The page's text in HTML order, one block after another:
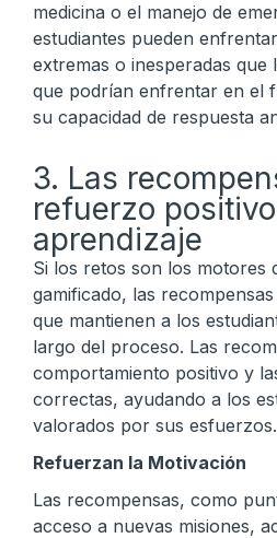
medicina o el manejo de
estudiantes pueden
extremas o inesperadas
que podrían enfrentar en el
su capacidad de respuesta
3. Las
refuerzo
aprendizaje
Si los retos son los motores
gamificado, las
que mantienen a los
largo del proceso. Las
comportamiento positivo y
correctas, ayudando a los
valorados por sus esfuerzos.
Refuerzan la Motivación
Las recompensas, como
acceso a nuevas misiones,